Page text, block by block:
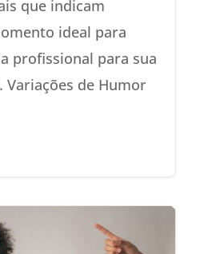
que indicam
ideal para
profissional para sua
Variações de Humor